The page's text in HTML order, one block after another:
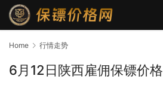
Home 行情走势
6月12日陕西雇佣保镖价格